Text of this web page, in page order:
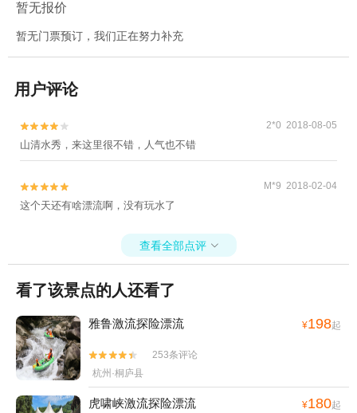
暂无报价
暂无门票预订，我们正在努力补充
用户评论

 2*0 2018-08-05
山清水秀，来这里很不错，人气也不错

 M*9 2018-02-04
这个天还有啥漂流啊，没有玩水了
查看全部点评 
看了该景点的人还看了
雅鲁激流探险漂流 ¥198起


253条评论
杭州·桐庐县
虎啸峡激流探险漂流 ¥180起